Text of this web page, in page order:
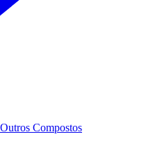
Outros Compostos